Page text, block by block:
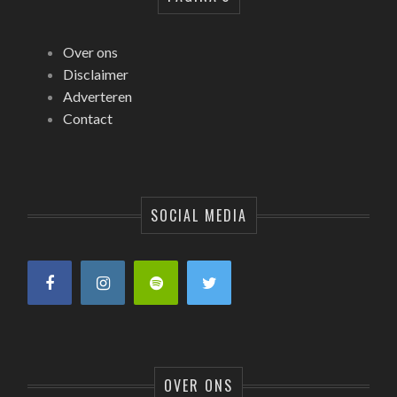
Over ons
Disclaimer
Adverteren
Contact
SOCIAL MEDIA
OVER ONS